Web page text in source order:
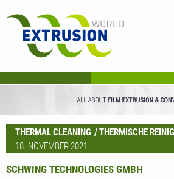
THERMAL CLEANING THERMISCHE
18. NOVEMBER 2021
SCHWING TECHNOLOGIES GMBH